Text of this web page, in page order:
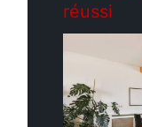
réussi